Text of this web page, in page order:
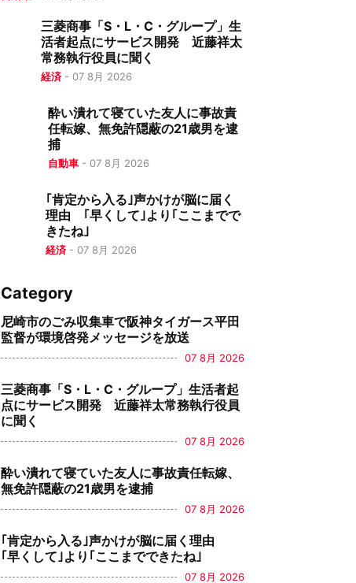
三菱商事「S・L・C・グループ」生
活者起点にサービス開発 近藤祥太
常務執行役員に聞く
経済- 07 8月 2026
酔い潰れて寝ていた友人に事故責
任転嫁、無免許隠蔽の21歳男を逮
捕
自動車 -07 8月 2026
｢肯定から入る｣声かけが脳に届く
理由 ｢早くして｣より｢ここまでで
きたね｣
経済- 07 8月 2026
Category
尼崎市のごみ収集車で阪神タイガース平田
監督が環境啓発メッセージを放送
07 8月 2026
三菱商事「S・L・C・グループ」生活者起
点にサービス開発 近藤祥太常務執行役員
に聞く
07 8月 2026
酔い潰れて寝ていた友人に事故責任転嫁、
無免許隠蔽の21歳男を逮捕
07 8月 2026
｢肯定から入る｣声かけが脳に届く理由
｢早くして｣より｢ここまでできたね｣
07 8月 2026